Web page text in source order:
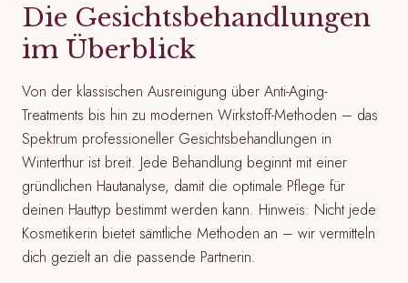
Die Gesichtsbehandlungen
im Überblick
Von der klassischen Ausreinigung über Anti-Aging-
Treatments bis hin zu modernen Wirkstoff-Methoden – das
Spektrum professioneller Gesichtsbehandlungen in
Winterthur ist breit. Jede Behandlung beginnt mit einer
gründlichen Hautanalyse, damit die optimale Pflege für
deinen Hauttyp bestimmt werden kann. Hinweis: Nicht jede
Kosmetikerin bietet sämtliche Methoden an – wir vermitteln
dich gezielt an die passende Partnerin.